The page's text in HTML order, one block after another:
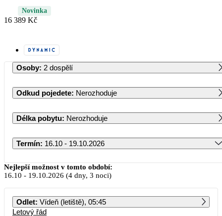
Novinka
16 389 Kč
Osoby: 2 dospělí
Odkud pojedete: Nerozhoduje
Délka pobytu: Nerozhoduje
Termín: 16.10 - 19.10.2026
Říjen 2026
PO ÚT ST ČT PÁ SO NE
Nejlepší možnost v tomto období:
16.10 - 19.10.2026 (4 dny, 3 noci)
Odlet: Vídeň (letiště), 05:45
Letový řád